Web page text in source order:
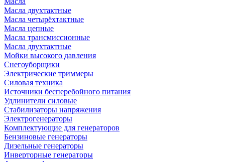
Масла двухтактные
Масла четырёхтактные
Масла цепные
Масла трансмиссионные
Масла двухтактные
Мойки высокого давления
Снегоуборщики
Электрические триммеры
Силовая техника
Источники бесперебойного питания
Удлинители силовые
Стабилизаторы напряжения
Электрогенераторы
Комплектующие для генераторов
Бензиновые генераторы
Дизельные генераторы
Инверторные генераторы